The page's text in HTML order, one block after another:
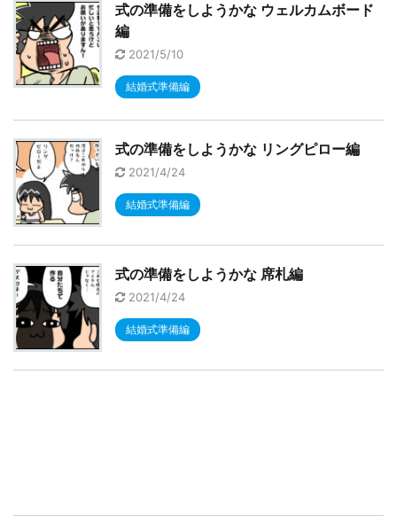
式の準備をしようかな ウェルカムボード
編
2021/5/10
結婚式準備編
式の準備をしようかな リングピロー編
2021/4/24
結婚式準備編
式の準備をしようかな 席札編
2021/4/24
結婚式準備編